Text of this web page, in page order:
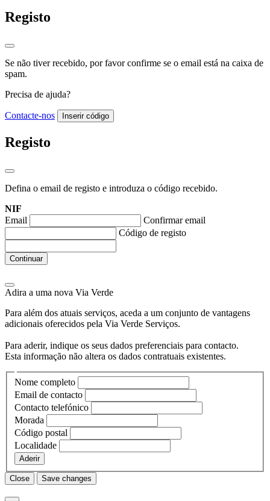
Registo
Se não tiver recebido, por favor confirme se o email está na caixa de
spam.
Precisa de ajuda?
Contacte-nos Inserir código
Registo
Defina o email de registo e introduza o código recebido.
NIF
Email
Confirmar email
Código de registo
Continuar
Adira a uma nova Via Verde
Para além dos atuais serviços, aceda a um conjunto de vantagens
adicionais oferecidos pela Via Verde Serviços.
Para aderir, indique os seus dados preferenciais para contacto.
Esta informação não altera os dados contratuais existentes.
Nome completo
Email de contacto
Contacto telefónico
Morada
Código postal
Localidade
Aderir
Close Save changes